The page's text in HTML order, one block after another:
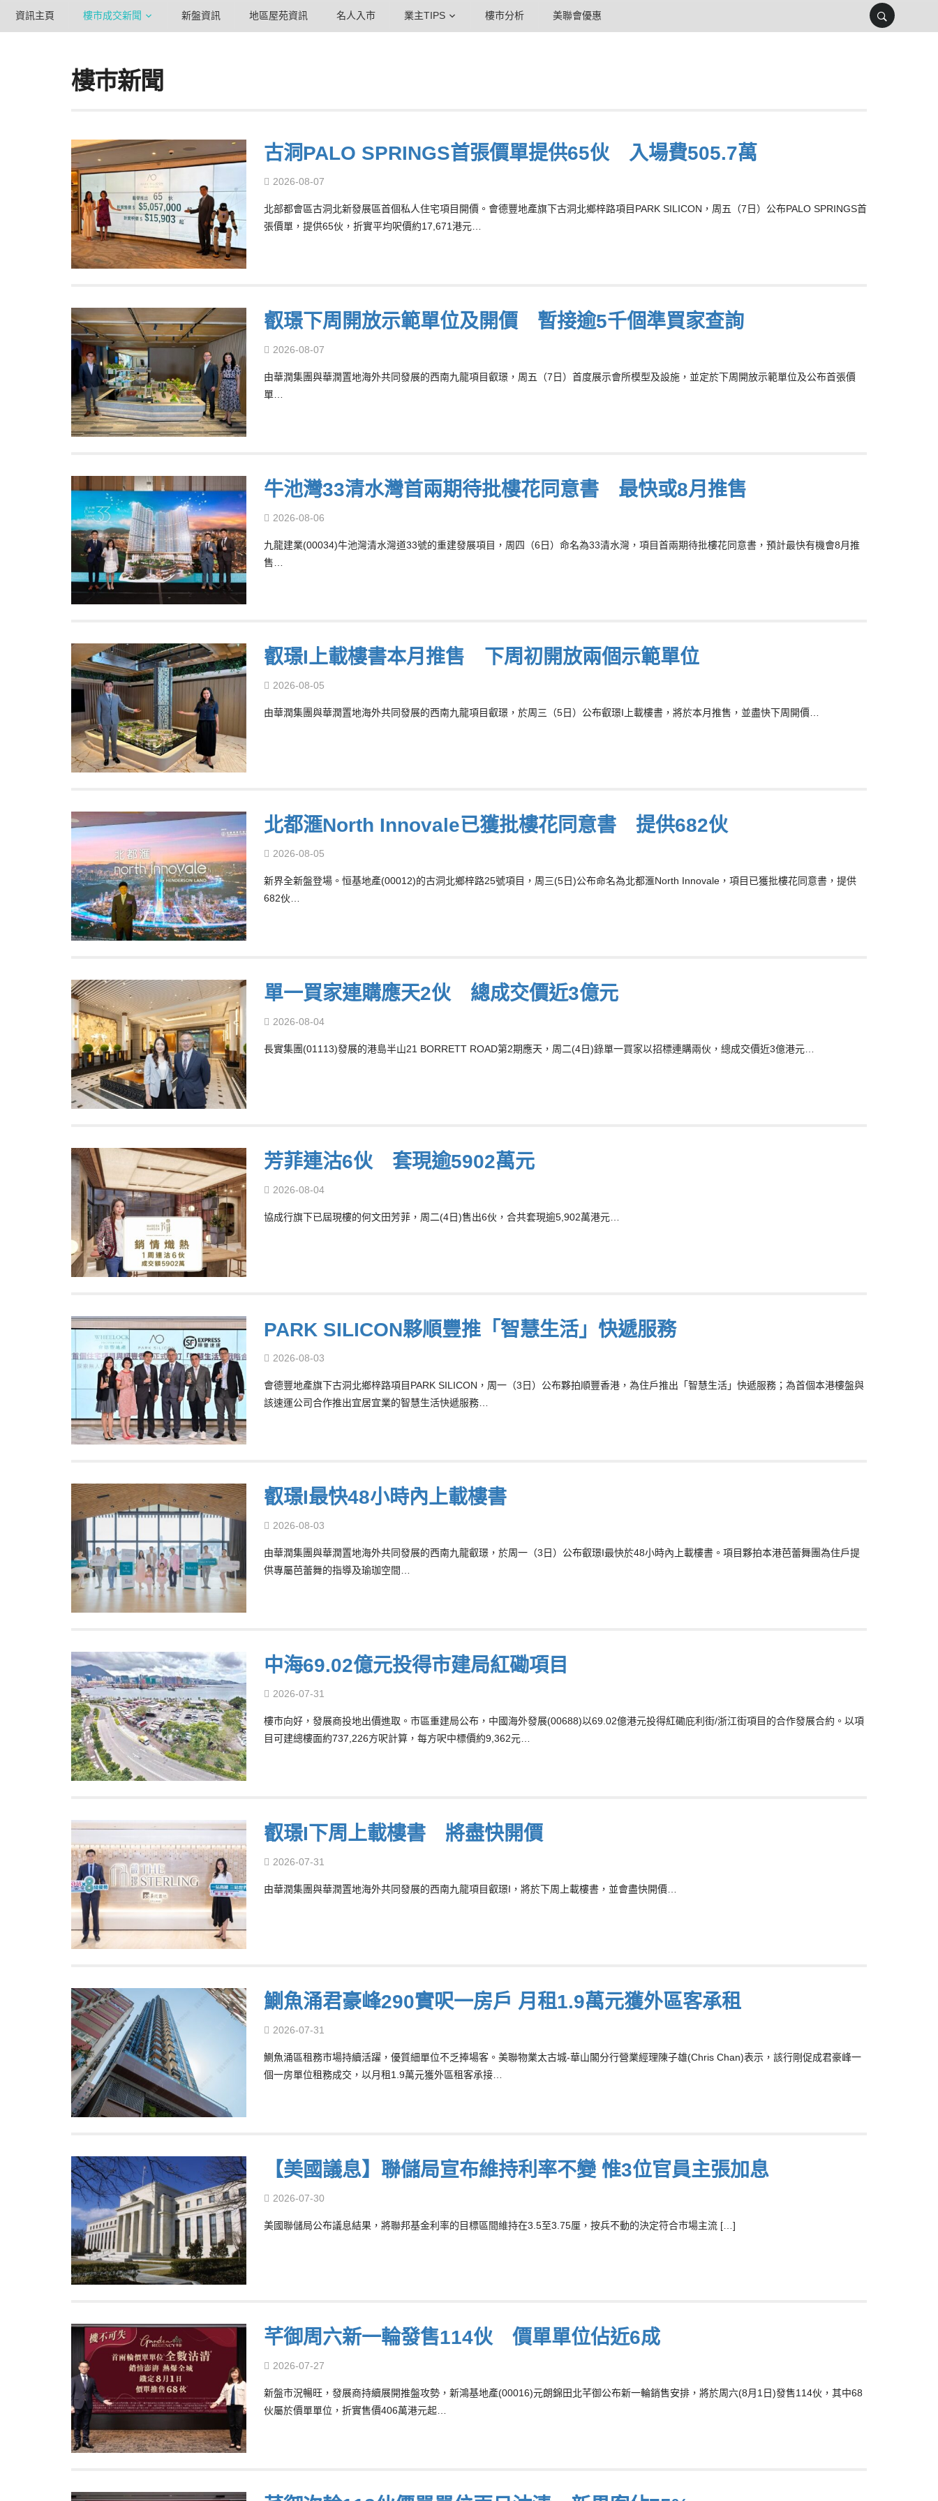
資訊主頁 樓市成交新聞 新盤資訊 地區屋苑資訊 名人入市 業主TIPS 樓市分析 美聯會優惠
樓巿新聞
古洞PALO SPRINGS首張價單提供65伙 入場費505.7萬
2026-08-07
北部都會區古洞北新發展區首個私人住宅項目開價。會德豐地產旗下古洞北鄉梓路項目PARK SILICON，周五（7日）公布PALO SPRINGS首
張價單，提供65伙，折實平均呎價約17,671港元…
叡璟下周開放示範單位及開價 暫接逾5千個準買家查詢
2026-08-07
由華潤集團與華潤置地海外共同發展的西南九龍項目叡璟，周五（7日）首度展示會所模型及設施，並定於下周開放示範單位及公布首張價
單…
牛池灣33清水灣首兩期待批樓花同意書 最快或8月推售
2026-08-06
九龍建業(00034)牛池灣清水灣道33號的重建發展項目，周四（6日）命名為33清水灣，項目首兩期待批樓花同意書，預計最快有機會8月推
售…
叡璟I上載樓書本月推售 下周初開放兩個示範單位
2026-08-05
由華潤集團與華潤置地海外共同發展的西南九龍項目叡璟，於周三（5日）公布叡璟I上載樓書，將於本月推售，並盡快下周開價…
北都滙North Innovale已獲批樓花同意書 提供682伙
2026-08-05
新界全新盤登場。恒基地產(00012)的古洞北鄉梓路25號項目，周三(5日)公布命名為北都滙North Innovale，項目已獲批樓花同意書，提供
682伙…
單一買家連購應天2伙 總成交價近3億元
2026-08-04
長實集團(01113)發展的港島半山21 BORRETT ROAD第2期應天，周二(4日)錄單一買家以招標連購兩伙，總成交價近3億港元…
芳菲連沽6伙 套現逾5902萬元
2026-08-04
協成行旗下已屆現樓的何文田芳菲，周二(4日)售出6伙，合共套現逾5,902萬港元…
PARK SILICON夥順豐推「智慧生活」快遞服務
2026-08-03
會德豐地產旗下古洞北鄉梓路項目PARK SILICON，周一（3日）公布夥拍順豐香港，為住戶推出「智慧生活」快遞服務；為首個本港樓盤與
該速運公司合作推出宜居宜業的智慧生活快遞服務…
叡璟I最快48小時內上載樓書
2026-08-03
由華潤集團與華潤置地海外共同發展的西南九龍叡璟，於周一（3日）公布叡璟I最快於48小時內上載樓書。項目夥拍本港芭蕾舞團為住戶提
供專屬芭蕾舞的指導及瑜珈空間…
中海69.02億元投得市建局紅磡項目
2026-07-31
樓市向好，發展商投地出價進取。市區重建局公布，中國海外發展(00688)以69.02億港元投得紅磡庇利街/浙江街項目的合作發展合約。以項
目可建總樓面約737,226方呎計算，每方呎中標價約9,362元…
叡璟I下周上載樓書 將盡快開價
2026-07-31
由華潤集團與華潤置地海外共同發展的西南九龍項目叡璟I，將於下周上載樓書，並會盡快開價…
鰂魚涌君豪峰290實呎一房戶 月租1.9萬元獲外區客承租
2026-07-31
鰂魚涌區租務市場持續活躍，優質細單位不乏捧場客。美聯物業太古城-華山閣分行營業經理陳子雄(Chris Chan)表示，該行剛促成君豪峰一
個一房單位租務成交，以月租1.9萬元獲外區租客承接…
【美國議息】聯儲局宣布維持利率不變 惟3位官員主張加息
2026-07-30
美國聯儲局公布議息結果，將聯邦基金利率的目標區間維持在3.5至3.75厘，按兵不動的決定符合市場主流 […]
芊御周六新一輪發售114伙 價單單位佔近6成
2026-07-27
新盤市況暢旺，發展商持續展開推盤攻勢，新鴻基地產(00016)元朗錦田北芊御公布新一輪銷售安排，將於周六(8月1日)發售114伙，其中68
伙屬於價單單位，折實售價406萬港元起…